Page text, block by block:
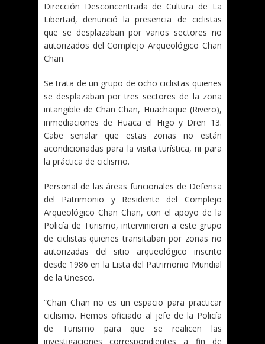
Dirección Desconcentrada de Cultura de La
Libertad, denunció la presencia de ciclistas
que se desplazaban por varios sectores no
autorizados del Complejo Arqueológico Chan
Chan.
Se trata de un grupo de ocho ciclistas quienes
se desplazaban por tres sectores de la zona
intangible de Chan Chan, Huachaque (Rivero),
inmediaciones de Huaca el Higo y Dren 13.
Cabe señalar que estas zonas no están
acondicionadas para la visita turística, ni para
la práctica de ciclismo.
Personal de las áreas funcionales de Defensa
del Patrimonio y Residente del Complejo
Arqueológico Chan Chan, con el apoyo de la
Policía de Turismo, intervinieron a este grupo
de ciclistas quienes transitaban por zonas no
autorizadas del sitio arqueológico inscrito
desde 1986 en la Lista del Patrimonio Mundial
de la Unesco.
“Chan Chan no es un espacio para practicar
ciclismo. Hemos oficiado al jefe de la Policía
de Turismo para que se realicen las
investigaciones correspondientes a fin de